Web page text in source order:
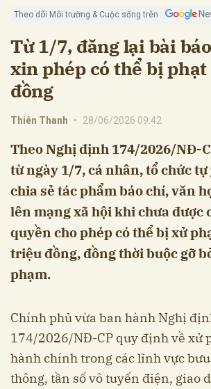
Theo dõi Môi trường & Cuộc sống trên
Từ 1/7, đăng lại bài
xin phép có thể bị
đồng
Thiên Thanh • 28/06/2026 09:42
Theo Nghị định 174/2026/NĐ-
từ ngày 1/7, cá nhân, tổ chức
chia sẻ tác phẩm báo chí, văn
lên mạng xã hội khi chưa được
quyền cho phép có thể bị xử
triệu đồng, đồng thời buộc gỡ
phạm.
Chính phủ vừa ban hành Nghị
174/2026/NĐ-CP quy định về xử
hành chính trong các lĩnh vực
thông, tần số vô tuyến điện, giao